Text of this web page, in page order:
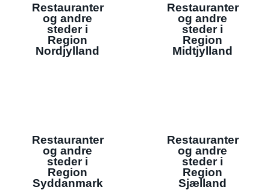
Restauranter
og andre
steder i
Region
Nordjylland
Restauranter
og andre
steder i
Region
Midtjylland
Restauranter
og andre
steder i
Region
Syddanmark
Restauranter
og andre
steder i
Region
Sjælland